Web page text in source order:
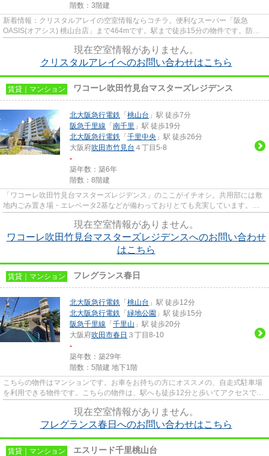
階数：3階建
新着情報：クリスタルアレイの空室情報ならコチラ。便利なスーパー「阪急
OASIS(オアシス) 桃山台店」まで464mです。駅まで徒歩15分の物件です。防犯
現在空室情報がありません。
クリスタルアレイへのお問い合わせはこちら
賃貸｜マンション ワコーレ吹田竹見台マスターズレジデンス
北大阪急行電鉄 「 桃山台 」駅 徒歩7分
阪急千里線 「 南千里 」駅 徒歩19分
北大阪急行電鉄 「 千里中央 」駅 徒歩26分
大阪府吹田市竹見台 ４丁目5-8
-
築年数：築6年
階数：8階建
「ワコーレ吹田竹見台マスターズレジデンス」のここがイチオシ。共用部には敷
地内ごみ置き場・エレベータ2基などが備わっておりとても充実しています。設
現在空室情報がありません。
ワコーレ吹田竹見台マスターズレジデンスへのお問い合わせ
はこちら
賃貸｜マンション フレグランス春日
北大阪急行電鉄 「 桃山台 」駅 徒歩12分
北大阪急行電鉄 「 緑地公園 」駅 徒歩15分
阪急千里線 「 千里山 」駅 徒歩20分
大阪府吹田市春日 ３丁目8-10
-
築年数：築29年
階数：5階建 地下1階
こちらの物件はマンションです。お車をお持ちの方にオススメの、自走式駐車場
を利用できる物件です。こちらの物件は、駅へも徒歩12分と歩いてアクセスでき
現在空室情報がありません。
フレグランス春日へのお問い合わせはこちら
賃貸｜マンション エスリード千里桃山台